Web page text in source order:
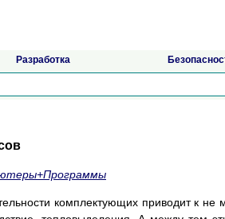
Разработка
комплектующих приводит к не